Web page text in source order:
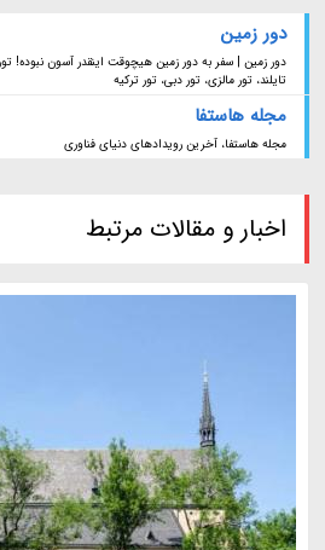
دور زمین
دور زمین | سفر به دور زمین هیچوقت اینقدر آسون نبوده! تور
تایلند، تور مالزی، تور دبی، تور ترکیه
مجله هاستفا
مجله هاستفا، آخرین رویدادهای دنیای فناوری
اخبار و مقالات مرتبط